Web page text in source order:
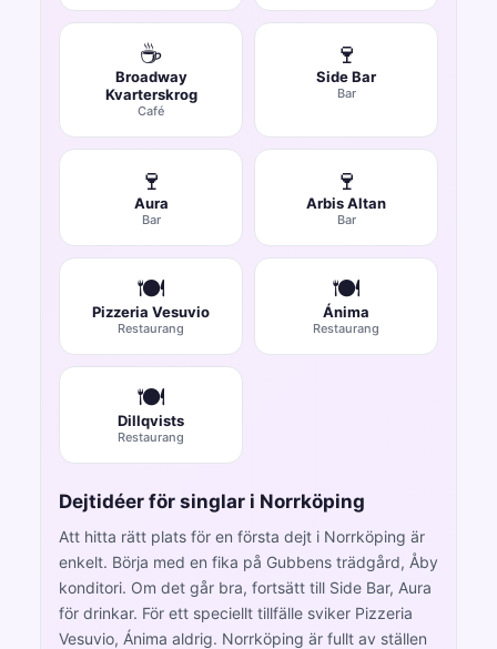
☕
Broadway
Kvarterskrog
Café
🍷
Side Bar
Bar
🍷
Aura
Bar
🍷
Arbis Altan
Bar
🍽️
Pizzeria Vesuvio
Restaurang
🍽️
Ánima
Restaurang
🍽️
Dillqvists
Restaurang
Dejtidéer för singlar i Norrköping
Att hitta rätt plats för en första dejt i Norrköping är
enkelt. Börja med en fika på Gubbens trädgård, Åby
konditori. Om det går bra, fortsätt till Side Bar, Aura
för drinkar. För ett speciellt tillfälle sviker Pizzeria
Vesuvio, Ánima aldrig. Norrköping är fullt av ställen